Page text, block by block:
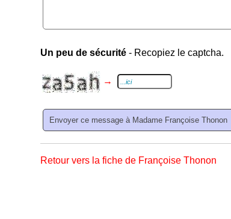
Un peu de sécurité - Recopiez le captcha.
→
Retour vers la fiche de Françoise Thonon